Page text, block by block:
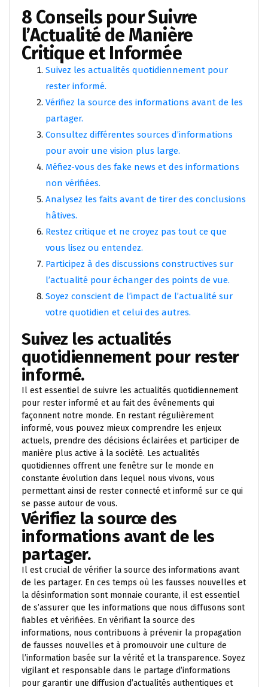
8 Conseils pour Suivre
l’Actualité de Manière
Critique et Informée
Suivez les actualités quotidiennement pour
rester informé.
Vérifiez la source des informations avant de les
partager.
Consultez différentes sources d’informations
pour avoir une vision plus large.
Méfiez-vous des fake news et des informations
non vérifiées.
Analysez les faits avant de tirer des conclusions
hâtives.
Restez critique et ne croyez pas tout ce que
vous lisez ou entendez.
Participez à des discussions constructives sur
l’actualité pour échanger des points de vue.
Soyez conscient de l’impact de l’actualité sur
votre quotidien et celui des autres.
Suivez les actualités
quotidiennement pour rester
informé.
Il est essentiel de suivre les actualités quotidiennement
pour rester informé et au fait des événements qui
façonnent notre monde. En restant régulièrement
informé, vous pouvez mieux comprendre les enjeux
actuels, prendre des décisions éclairées et participer de
manière plus active à la société. Les actualités
quotidiennes offrent une fenêtre sur le monde en
constante évolution dans lequel nous vivons, vous
permettant ainsi de rester connecté et informé sur ce qui
se passe autour de vous.
Vérifiez la source des
informations avant de les
partager.
Il est crucial de vérifier la source des informations avant
de les partager. En ces temps où les fausses nouvelles et
la désinformation sont monnaie courante, il est essentiel
de s’assurer que les informations que nous diffusons sont
fiables et vérifiées. En vérifiant la source des
informations, nous contribuons à prévenir la propagation
de fausses nouvelles et à promouvoir une culture de
l’information basée sur la vérité et la transparence. Soyez
vigilant et responsable dans le partage d’informations
pour garantir une diffusion d’actualités authentiques et